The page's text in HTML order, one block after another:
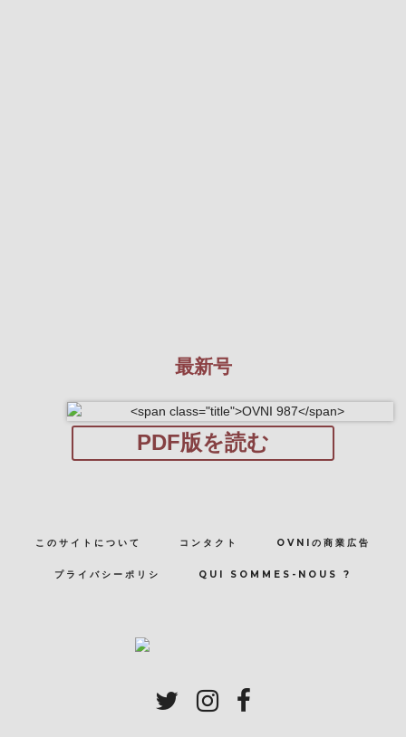
最新号
PDF版を読む
このサイトについて コンタクト OVNIの商業広告
プライバシーポリシ QUI SOMMES-NOUS ?